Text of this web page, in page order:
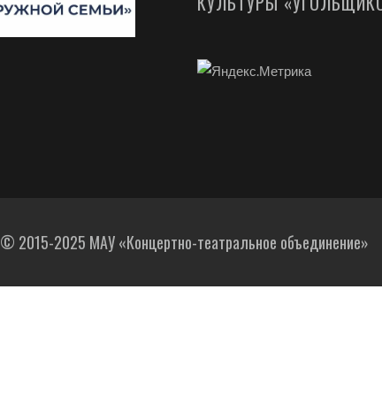
© 2015-2025 МАУ «Концертно-театральное объединение»